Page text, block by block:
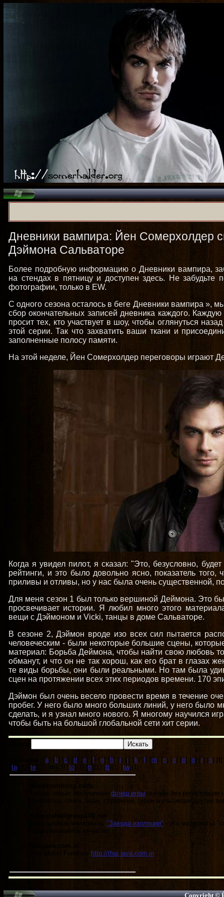
Дневники вампира: Йен Сомерхолдер
Дэймона Сальваторе
Более подробную информацию о Дневники вампира,
на стендах в пятницу и доступен здесь. Не забудьте
фотографии, только в EW.
С одного сезона осталось в беге Дневники вампира »,
сбор окончательных записей дневника каждого.
просит тех, кто участвует в шоу, чтобы оглянуться
этой серии. Так что захватить ваши ткани и
заполненные полосу памяти.
На этой неделе, Йен Сомерхолдер переговоры играют
Когда я увидел пилот, я сказал: "Это, безусловно,
рейтинги, и это было довольно ясно, показатель
приливы и отливы, но у нас была очень существенной,
Для меня сезон 1 был только вершиной Деймона. Это
просвечивает истории. Я любил много этого
вещи с Дэймоном и Vicki, танцы в доме Сальваторе.
В сезоне 2, Дэймон вроде изо всех сил пытается
человеческим - были некоторые большие сцены,
материал: Борьба Деймона, чтобы найти свою любовь
обманут, и что он не так хорош, как его брат в глазах
те виды борьбы, они были реальными. Но там была
сцен на протяжении всех этих периодов времени. 170
Дэймон был очень весело провести время в течение
пробег. У него было много больших линий, у него было
сделать, и я узнал много нового. Я многому научился
чтобы быть на большой глобальной сети хит серии.
a] [ b c d e f ] [g h ] [i] [ j ] [ k] [ ] [ m] [ n ] [o ] [p] [ q ] [r] [s] [t]
ta](1) [ te to tr](1) [tt ](1) [tw](1)
thisisbumbong.com
Только новые бесплатные флеш игры онлайн без
стрелялки, гонки, экшн, стратегии, герои мультикови другие
themarshallgroup100.net
Базальтовые материалы "Завода изоляции" - это материалы
thai.java.com.in
Thai Mebel Furniture http://thai.java.com.in
Copyright ©